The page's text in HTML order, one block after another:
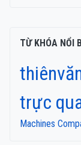
TỪ KHÓA NỔI
trực
Machines